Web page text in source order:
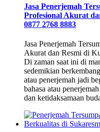
Jasa Penerjemah
Profesional Akurat
0877 2768 8883
Jasa Penerjemah
Akurat dan Resmi di
Di zaman saat ini di
sedemikian
atau penerjemah jadi
bahasa atau
dan ketidaksamaan